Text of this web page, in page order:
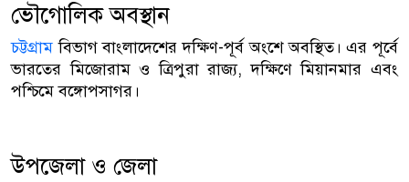
ভৌগোলিক অবস্থান
চট্টগ্রাম বিভাগ বাংলাদেশের দক্ষিণ-পূর্ব অংশে অবস্থিত। এর পূর্বে
ভারতের মিজোরাম ও ত্রিপুরা রাজ্য, দক্ষিণে মিয়ানমার এবং
পশ্চিমে বঙ্গোপসাগর।
উপজেলা ও জেলা